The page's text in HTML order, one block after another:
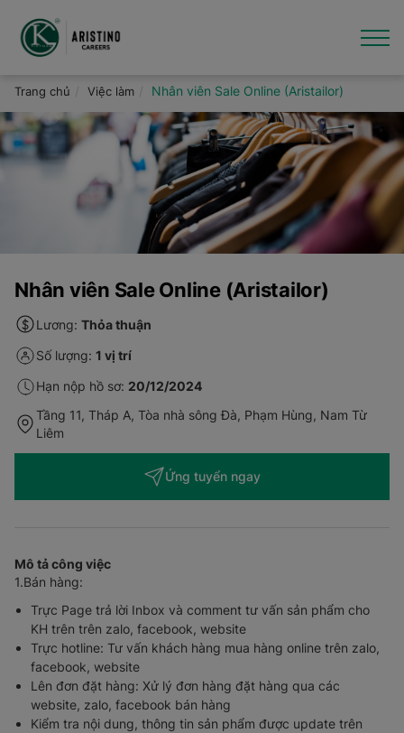
đến
Giới thiệu
Việc làm
Văn hóa - Tin tức
Trang chủ Việc làm Nhân viên Sale Online (Aristailor)
Nhân viên Sale Online (Aristailor)
Lương: Thỏa thuận
Số lượng: 1 vị trí
Hạn nộp hồ sơ: 20/12/2024
Tầng 11, Tháp A, Tòa nhà sông Đà, Phạm Hùng, Nam Từ
Liêm
Ứng tuyển ngay
Mô tả công việc
1.Bán hàng:
Trực Page trả lời Inbox và comment tư vấn sản phẩm cho
KH trên trên zalo, facebook, website
Trực hotline: Tư vấn khách hàng mua hàng online trên zalo,
facebook, website
Lên đơn đặt hàng: Xử lý đơn hàng đặt hàng qua các
website, zalo, facebook bán hàng
Kiểm tra nội dung, thông tin sản phẩm được update trên